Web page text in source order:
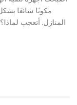
مكونًا شائعًا
المنازل. أتعجب